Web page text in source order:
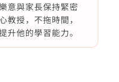
意與家長保持緊密
教授，不拖時間，
升他的學習能力。